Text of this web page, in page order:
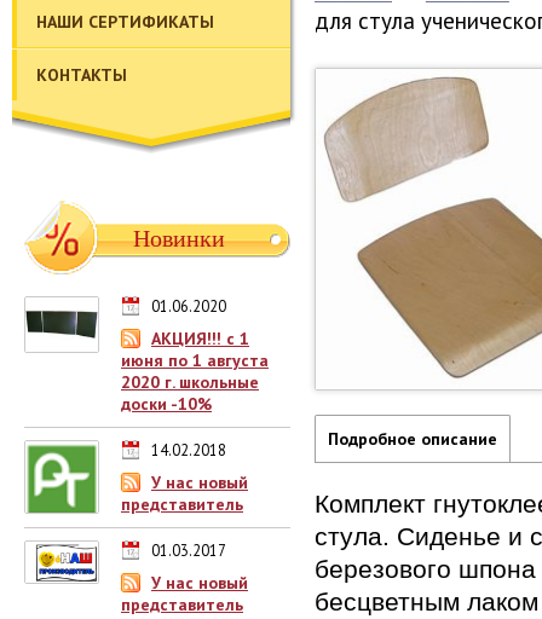
НАШИ СЕРТИФИКАТЫ
КОНТАКТЫ
Новинки
01.06.2020
АКЦИЯ!!! с 1
июня по 1 августа
2020 г. школьные
доски -10%
14.02.2018
У нас новый
представитель
01.03.2017
У нас новый
представитель
для стула
Подробное описание
Комплект
стула. Сиденье и
березового
бесцветным